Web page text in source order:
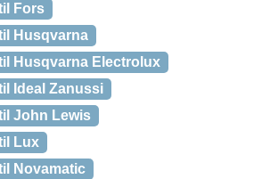
Fors
Husqvarna
Husqvarna Electrolux
Ideal Zanussi
John Lewis
Lux
Novamatic